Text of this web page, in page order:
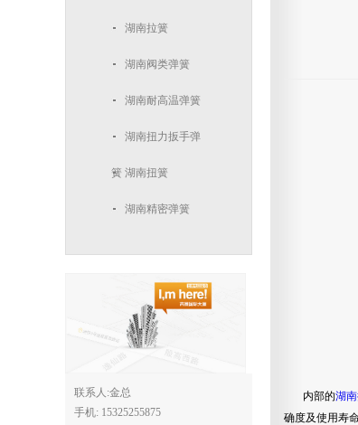
湖南拉簧
湖南阀类弹簧
湖南耐高温弹簧
湖南扭力扳手弹
簧 湖南扭簧
湖南精密弹簧
联系人:金总
手机: 15325255875
内部的湖
确度及使用寿